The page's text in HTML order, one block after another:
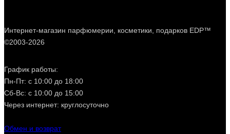
Интернет-магазин парфюмерии, косметики, подарков EDP™
©2003-2026
График работы:
Пн-Пт: с 10:00 до 18:00
Сб-Вс: с 10:00 до 15:00
Через интернет: круглосуточно
Обмен и возврат